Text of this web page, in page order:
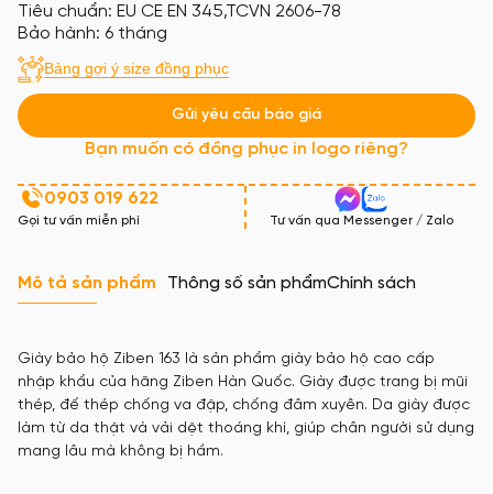
Tiêu chuẩn: EU CE EN 345,TCVN 2606-78
Bảo hành: 6 tháng
Bảng gợi ý size đồng phục
Gửi yêu cầu báo giá
Bạn muốn có đồng phục in logo riêng?
0903 019 622
Gọi tư vấn miễn phí Tư vấn qua Messenger / Zalo
Mô tả sản phẩm Thông số sản phẩmChính sách
Giày bảo hộ Ziben 163 là sản phẩm giày bảo hộ cao cấp
nhập khẩu của hãng Ziben Hàn Quốc. Giày được trang bị mũi
thép, đế thép chống va đập, chống đâm xuyên. Da giày được
làm từ da thật và vải dệt thoáng khí, giúp chân người sử dụng
mang lâu mà không bị hầm.